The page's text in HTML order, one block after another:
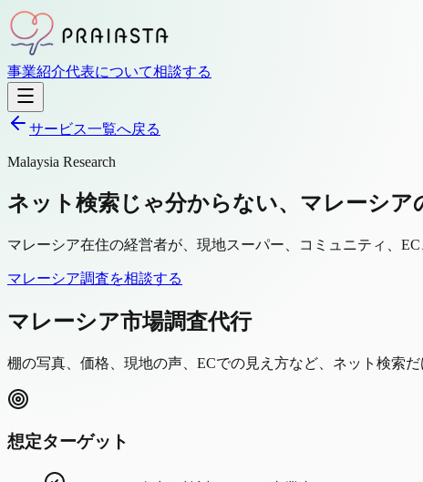
事業紹介代表について相談する
サービス一覧へ戻る
Malaysia Research
ネット検索じゃ分からない、マレーシア
マレーシア在住の経営者が、現地スーパー、コミュニティ、
マレーシア調査を相談する
マレーシア市場調査代行
棚の写真、価格、現地の声、ECでの見え方など、ネット検索
想定ターゲット